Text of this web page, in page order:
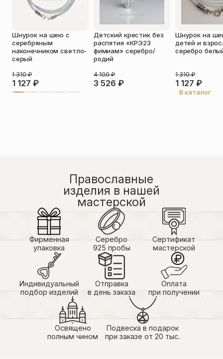
Оставить отзыв
Подтверждаю свое согласие с
политикой конфиденциальности
даю согласие на обработку
персональных данных
Пока нет отзывов. Будьте первым!
Шнурок на шею с
серебряным
наконечником светло-
серый
1 127 ₽
1 310₽
Детский крестик без
распятия «КРЭ23
фимиам» серебро/
родий
3 526 ₽
4 100₽
Шнурок на
детей и
серебро
1 127 ₽
1 310₽
В каталог
Православные
изделия в нашей
мастерской
Фирменная
упаковка
Серебро
925 пробы
Сертификат
мастерской
Индивидуальный
подбор изделий
Отправка
в день заказа
Оплата
при получении
Освящено
полным чином
Подвеска в подарок
при заказе от 20 тыс.